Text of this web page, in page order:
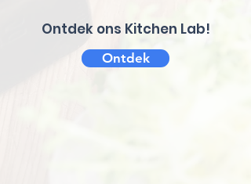
Ontdek ons Kitchen Lab!
Ontdek